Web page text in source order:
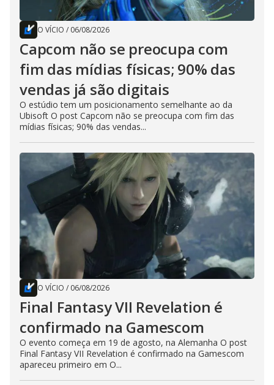
O VÍCIO / 06/08/2026
Capcom não se preocupa com
fim das mídias físicas; 90% das
vendas já são digitais
O estúdio tem um posicionamento semelhante ao da
Ubisoft O post Capcom não se preocupa com fim das
mídias físicas; 90% das vendas...
O VÍCIO / 06/08/2026
Final Fantasy VII Revelation é
confirmado na Gamescom
O evento começa em 19 de agosto, na Alemanha O post
Final Fantasy VII Revelation é confirmado na Gamescom
apareceu primeiro em O...